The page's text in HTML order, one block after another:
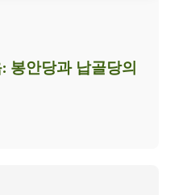
봉안당과 납골당의